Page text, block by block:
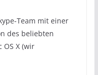
Team mit einer
des beliebten
OS X (wir